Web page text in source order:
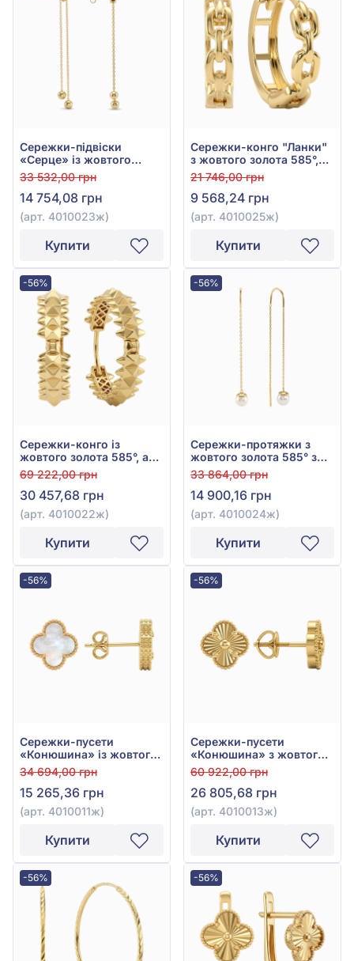
Сережки-підвіски
«Серце» із жовтого
золота 585°, арт.
4010023ж
33 532,00 грн
14 754,08 грн
(арт. 4010023ж)
Купити
Сережки-конго "Ланки"
з жовтого золота 585°,
без вставки, арт.
4010025ж
21 746,00 грн
9 568,24 грн
(арт. 4010025ж)
Купити
-56%
Сережки-конго із
жовтого золота 585°, арт.
4010022ж
69 222,00 грн
30 457,68 грн
(арт. 4010022ж)
Купити
-56%
Сережки-протяжки з
жовтого золота 585° з
перлами, арт. 4010024ж
33 864,00 грн
14 900,16 грн
(арт. 4010024ж)
Купити
-56%
Сережки-пусети
«Конюшина» із жовтого
золота 585° з
перламутром, арт.
4010011ж
34 694,00 грн
15 265,36 грн
(арт. 4010011ж)
Купити
-56%
Сережки-пусети
«Конюшина» з жовтого
золота 585°, арт.
4010013ж
60 922,00 грн
26 805,68 грн
(арт. 4010013ж)
Купити
-56% -56%